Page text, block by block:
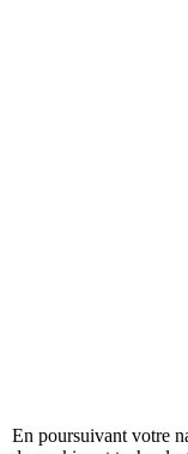
En poursuivant votre